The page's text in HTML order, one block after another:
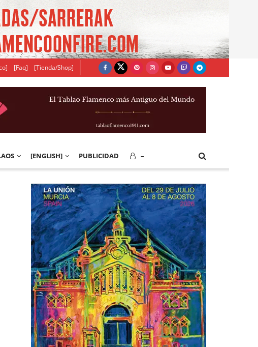
[Faq] [Tienda/Shop]
[ENGLISH] PUBLICIDAD –